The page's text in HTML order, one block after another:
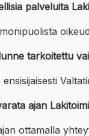
palveluita
tarkoitettu
ensisijaisesti
ajan
ottamalla